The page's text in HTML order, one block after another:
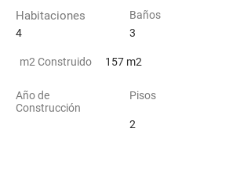
Habitaciones
4
m2 Construido
Baños
3
157 m2
Año de
Construcción
Pisos
2